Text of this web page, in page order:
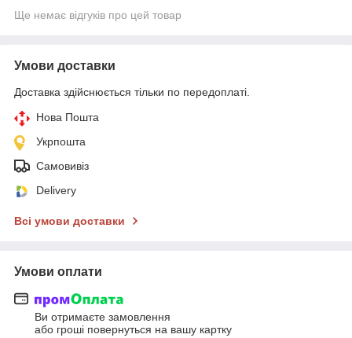
Ще немає відгуків про цей товар
Умови доставки
Доставка здійснюється тільки по передоплаті.
Нова Пошта
Укрпошта
Самовивіз
Delivery
Всі умови доставки
Умови оплати
Ви отримаєте замовлення
або гроші повернуться на вашу картку